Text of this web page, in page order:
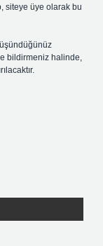
siteye üye olarak bu
bildirmeniz halinde,